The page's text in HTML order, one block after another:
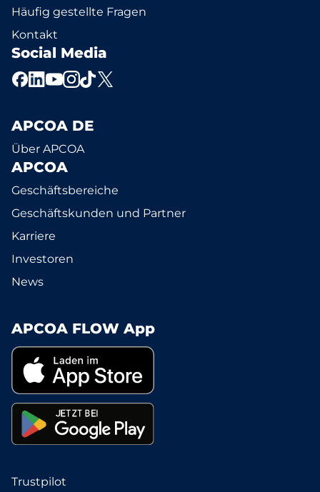
Häufig gestellte Fragen
Kontakt
Social Media
APCOA DE
Über APCOA
APCOA
Geschäftsbereiche
Geschäftskunden und Partner
Karriere
Investoren
News
APCOA FLOW App
Trustpilot